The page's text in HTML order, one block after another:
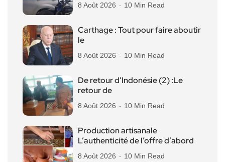
8 Août 2026 10 Min Read
Carthage : Tout pour faire aboutir
le
8 Août 2026 10 Min Read
De retour d’Indonésie (2) :Le
retour de
8 Août 2026 10 Min Read
Production artisanale
L’authenticité de l’offre d’abord
8 Août 2026 10 Min Read